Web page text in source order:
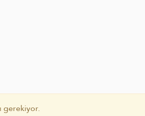
gerekiyor.